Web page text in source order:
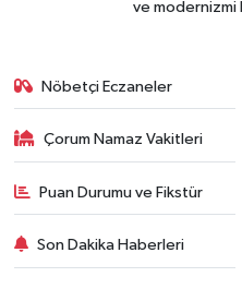
ve modernizmi
Nöbetçi Eczaneler
Çorum Namaz Vakitleri
Puan Durumu ve Fikstür
Son Dakika Haberleri